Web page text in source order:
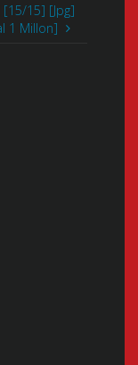
15] [Jpg]
1 Millon]